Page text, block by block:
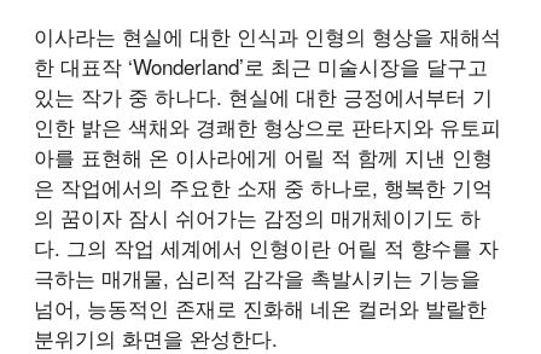
이사라는 현실에 대한 인식과 인형의 형상을 재해석
한 대표작 ‘Wonderland’로 최근 미술시장을 달구고
있는 작가 중 하나다. 현실에 대한 긍정에서부터 기
인한 밝은 색채와 경쾌한 형상으로 판타지와 유토피
아를 표현해 온 이사라에게 어릴 적 함께 지낸 인형
은 작업에서의 주요한 소재 중 하나로, 행복한 기억
의 꿈이자 잠시 쉬어가는 감정의 매개체이기도 하
다. 그의 작업 세계에서 인형이란 어릴 적 향수를 자
극하는 매개물, 심리적 감각을 촉발시키는 기능을
넘어, 능동적인 존재로 진화해 네온 컬러와 발랄한
분위기의 화면을 완성한다.